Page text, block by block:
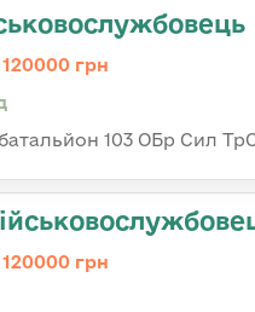
грн
103 ОБр Сил
грн